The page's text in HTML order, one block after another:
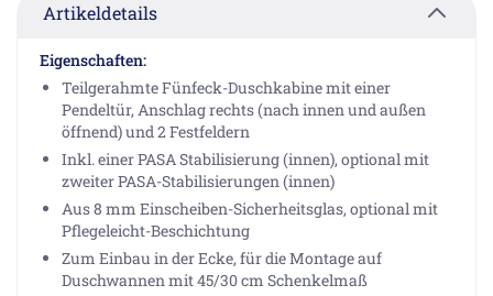
Artikeldetails
Eigenschaften:
Teilgerahmte Fünfeck-Duschkabine mit einer
Pendeltür, Anschlag rechts (nach innen und außen
öffnend) und 2 Festfeldern
Inkl. einer PASA Stabilisierung (innen), optional mit
zweiter PASA-Stabilisierungen (innen)
Aus 8 mm Einscheiben-Sicherheitsglas, optional mit
Pflegeleicht-Beschichtung
Zum Einbau in der Ecke, für die Montage auf
Duschwannen mit 45/30 cm Schenkelmaß